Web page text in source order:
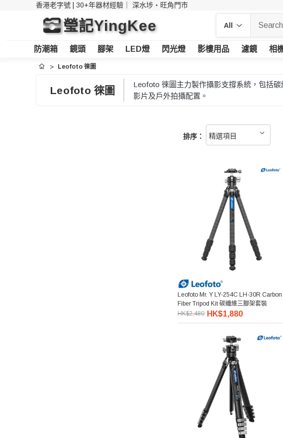
香港老字號 | 30+年器材經驗｜ 深水埗・旺角門市
瑩記YingKee
防潮箱 鏡頭 腳架 LED燈 閃光燈 影樓用品 濾鏡 相
首頁 Leofoto 徠圖
Leofoto 徠圖
Leofoto 徠圖主力製作攝影支撐系統，包括
影片及戶外拍攝配置。
排序：
Leofoto Mr. Y LY-254C LH-30R Carbon
Fiber Tripod Kit 碳纖維三腳架套裝
HK$2,480 HK$1,880